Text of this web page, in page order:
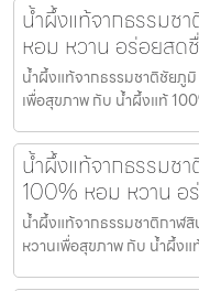
น้ำผึ้งแท้จากธรรมช
หอม หวาน อร่อยสด
น้ำผึ้งแท้จากธรรมชาติชัยภู
เพื่อสุขภาพ กับ น้ำผึ้งแท้
น้ำผึ้งแท้จากธรรมช
100% หอม หวาน อ
น้ำผึ้งแท้จากธรรมชาติกาฬ
หวานเพื่อสุขภาพ กับ น้ำผึ้งแ